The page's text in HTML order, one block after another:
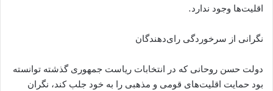
اقلیت‌ها وجود ندارد.
نگرانی از سر‌خوردگی رای‌دهندگان
دولت حسن روحانی که در انتخابات ریاست جمهوری گذشته توانسته
بود حمایت اقلیت‌های قومی و مذهبی را به خود جلب کند، نگران